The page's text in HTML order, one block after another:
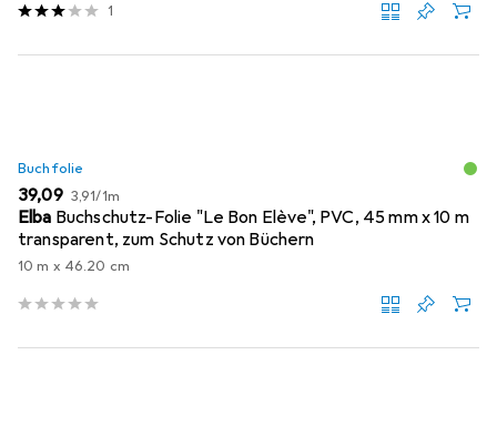
1
Buchfolie
EUR
39,09 EUR
3,91/1m
Elba Buchschutz-Folie "Le Bon Elève", PVC, 45 mm x 10 m
transparent, zum Schutz von Büchern
10 m x 46.20 cm